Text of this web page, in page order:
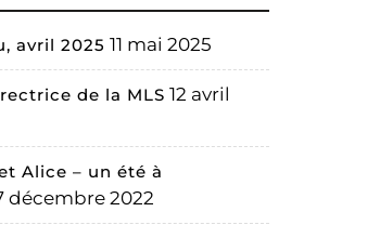
avril 2025 11 mai 2025
de la MLS 12 avril
Alice – un été à
décembre 2022